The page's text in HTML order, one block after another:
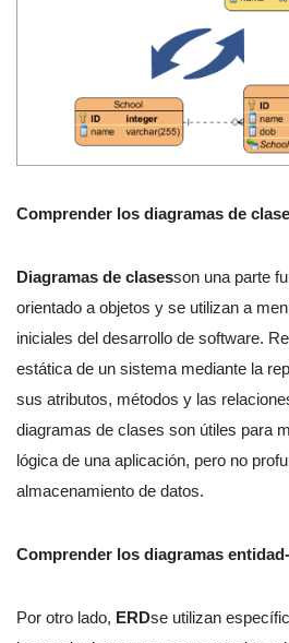
Comprender los diagramas de
Diagramas de clasesson una parte
orientado a objetos y se utilizan a
iniciales del desarrollo de software.
estática de un sistema mediante la
sus atributos, métodos y las
diagramas de clases son útiles para
lógica de una aplicación, pero no
almacenamiento de datos.
Comprender los diagramas
Por otro lado, ERDse utilizan